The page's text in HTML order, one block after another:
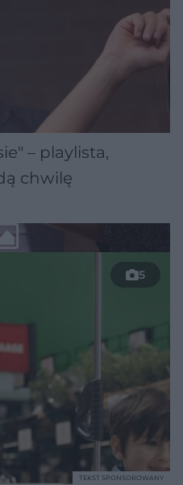
– playlista,
chwilę
5
TEKST SPONSOROWANY